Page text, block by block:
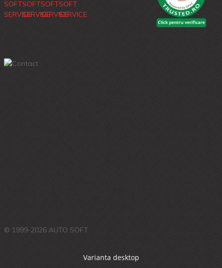
© 1999-2026 AUTO SOFT
Varianta desktop